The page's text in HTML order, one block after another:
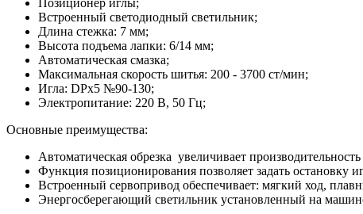
Встроенный светодиодный светильник;
Длина стежка: 7 мм;
Высота подъема лапки: 6/14 мм;
Автоматическая смазка;
Максимальная скорость шитья: 200 - 3700 ст/мин;
Игла: DPx5 №90-130;
Электропитание: 220 В, 50 Гц;
Основные преимущества:
Автоматическая обрезка увеличивает
Функция позиционирования позволяет задать
Встроенный сервопривод обеспечивает: мягкий ход,
Энергосберегающий светильник установленный на